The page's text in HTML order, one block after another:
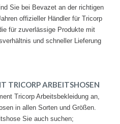
Sie bei Bevazet an der richtigen
offizieller Händler für Tricorp
für zuverlässige Produkte mit
und schneller Lieferung
TRICORP ARBEITSHOSEN
Tricorp Arbeitsbekleidung an,
in allen Sorten und Größen.
Sie auch suchen;